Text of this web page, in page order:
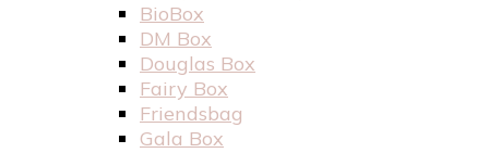
BioBox
DM Box
Douglas Box
Fairy Box
Friendsbag
Gala Box